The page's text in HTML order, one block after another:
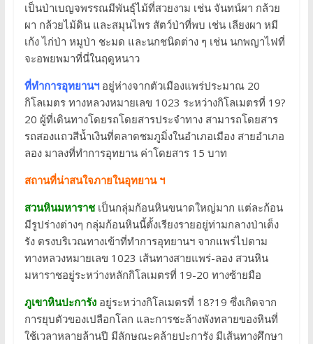
เป็นป่าเบญจพรรณมีพันธุ์ไม้ที่สวยงาม เช่น จันทน์ผา กล้วย
ผา กล้วยไม้ดิน และสมุนไพร สัตว์ป่าที่พบ เช่น เลียงผา หมี
เก้ง ไก่ป่า หมูป่า ชะมด และนกชนิดต่าง ๆ เช่น นกพญาไฟที่
จะอพยพมาที่นี่ในฤดูหนาว
ที่ทำการอุทยานฯอยู่ห่างจากตัวเมืองแพร่ประมาณ 20
กิโลเมตร ทางหลวงหมายเลข 1023 ระหว่างกิโลเมตรที่ 19?
20 ผู้ที่เดินทางโดยรถโดยสารประจำทาง สามารถโดยสาร
รถสองแถวสีน้ำเงินที่ตลาดชมภูมิ่งในอำเภอเมือง สายอำเภอ
ลอง มาลงที่ทำการอุทยาน ค่าโดยสาร 15 บาท
สถานที่น่าสนใจภายในอุทยาน ฯ
สวนหินมหาราชเป็นกลุ่มก้อนหินขนาดใหญ่มาก แต่ละก้อน
มีรูปร่างต่างๆ กลุ่มก้อนหินนี้ตั้งเรียงรายอยู่ท่ามกลางป่าเต็ง
รัง ตรงบริเวณทางเข้าที่ทำการอุทยานฯ จากแพร่ไปตาม
ทางหลวงหมายเลข 1023 เส้นทางสายแพร่-ลอง สวนหิน
มหาราชอยู่ระหว่างหลักกิโลเมตรที่ 19-20 ทางซ้ายมือ
ภูเขาหินปะการังอยู่ระหว่างกิโลเมตรที่ 18?19 ซึ่งเกิดจาก
การยุบตัวของเปลือกโลก และการชะล้างพังทลายของหินที่
ใช้เวลาหลายล้านปี มีลักษณะคล้ายปะการัง มีเส้นทางศึกษา